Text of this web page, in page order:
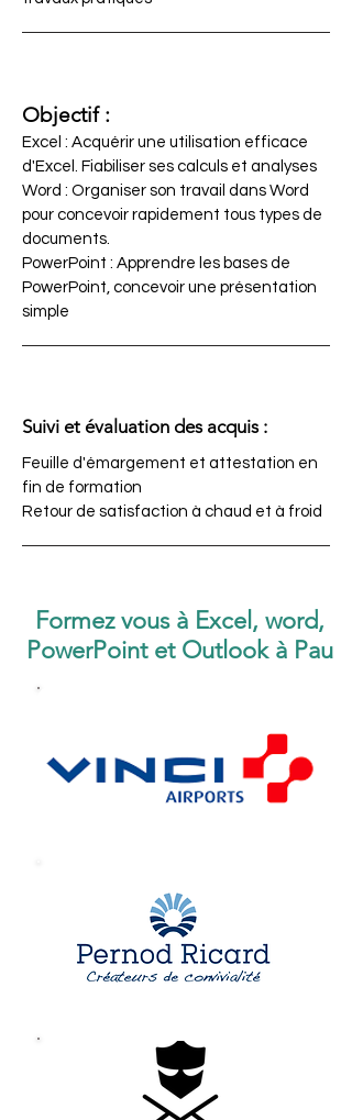
Objectif :
Excel : Acquérir une utilisation efficace
d'Excel. Fiabiliser ses calculs et analyses
Word : Organiser son travail dans Word
pour concevoir rapidement tous types de
documents.
PowerPoint : Apprendre les bases de
PowerPoint, concevoir une présentation
simple
Suivi et évaluation des acquis :
Feuille d'émargement et attestation en
fin de formation
Retour de satisfaction à chaud et à froid
Formez vous à Excel, word,
PowerPoint et Outlook à Pau